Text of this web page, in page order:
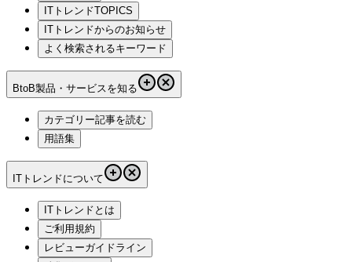
ITトレンドTOPICS
ITトレンドからのお知らせ
よく検索されるキーワード
BtoB製品・サービスを知る
カテゴリー記事を読む
用語集
ITトレンドについて
ITトレンドとは
ご利用規約
レビューガイドライン